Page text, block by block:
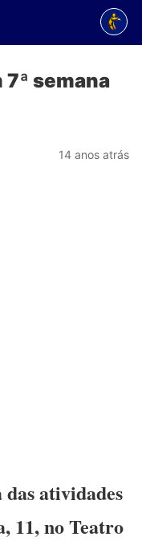
semana
14 anos atrás
atividades
11, no Teatro